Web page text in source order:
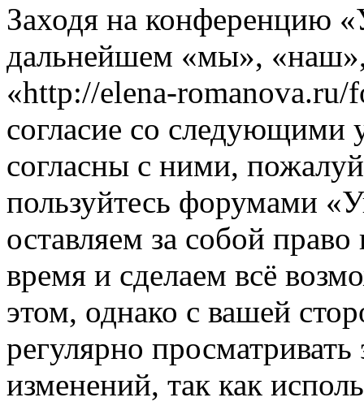
Заходя на конференцию
дальнейшем «мы»,
«http://elena-romanova.ru/
согласие со следующими
согласны с ними,
пользуйтесь форумами
оставляем за собой
время и сделаем всё
этом, однако с вашей
регулярно просматривать
изменений, так как